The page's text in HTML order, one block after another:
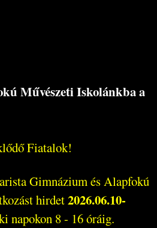
Művészeti Iskolánkba a
Fiatalok!
Gimnázium és Alapfokú
hirdet2026.06.10-
napokon 8 - 16 óráig.